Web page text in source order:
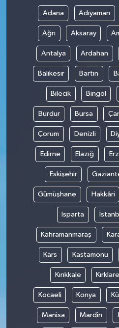
Adana Adıyaman
Ağrı Aksaray
Antalya Ardahan
Balıkesir Bartın
Bilecik Bingöl
Burdur Bursa
Çorum Denizli
Edirne Elazığ
Eskişehir
Gümüşhane Hakkâri
Isparta
Kahramanmaraş
Kars Kastamonu
Kırıkkale
Kocaeli Konya
Manisa Mardin